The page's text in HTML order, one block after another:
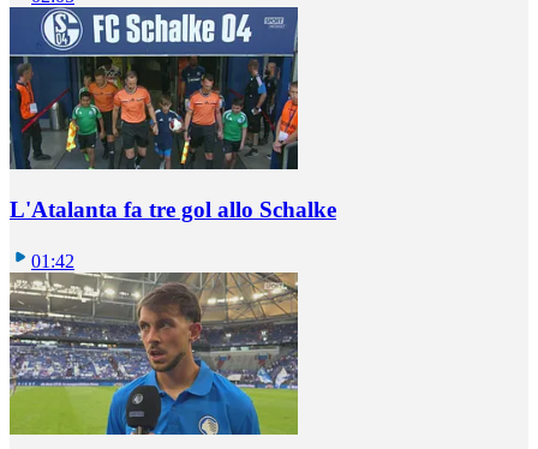
L'Atalanta fa tre gol allo Schalke
01:42